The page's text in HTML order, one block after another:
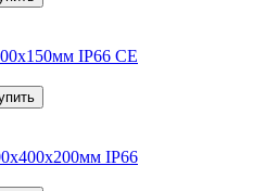
IP66 CE
IP66